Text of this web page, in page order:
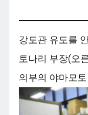
강도관 유도를
토나리 부장(오
의부의 야마모